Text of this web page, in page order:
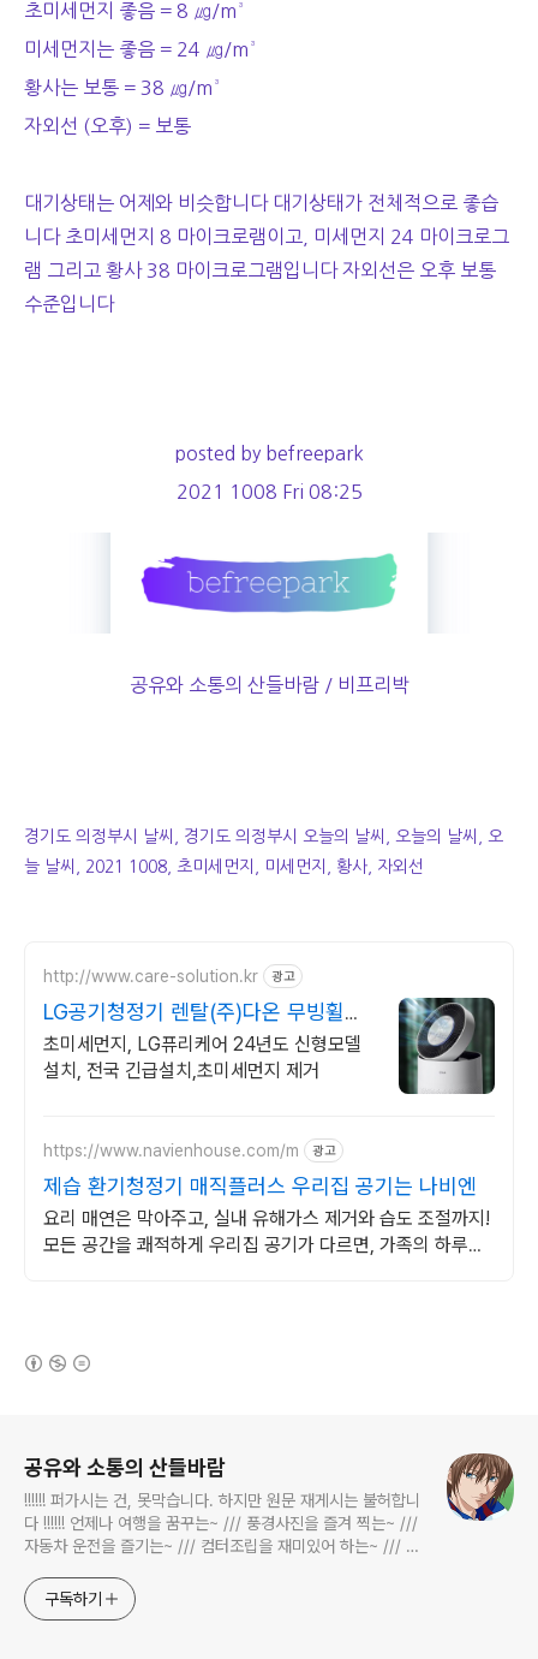
초미세먼지 좋음 = 8 ㎍/m³
미세먼지는 좋음 = 24 ㎍/m³
황사는 보통 = 38 ㎍/m³
자외선 (오후) = 보통
대기상태는 어제와 비슷합니다 대기상태가 전체적으로 좋습
니다 초미세먼지 8 마이크로램이고, 미세먼지 24 마이크로그
램 그리고 황사 38 마이크로그램입니다 자외선은 오후 보통
수준입니다
posted by befreepark
2021 1008 Fri 08:25
공유와 소통의 산들바람 / 비프리박
경기도 의정부시 날씨, 경기도 의정부시 오늘의 날씨, 오늘의 날씨, 오
늘 날씨, 2021 1008, 초미세먼지, 미세먼지, 황사, 자외선
http://www.care-solution.kr 광고
LG공기청정기 렌탈(주)다온 무빙휠증
정+추가할인+긴급설치
초미세먼지, LG퓨리케어 24년도 신형모델
설치, 전국 긴급설치,초미세먼지 제거
https://www.navienhouse.com/m 광고
제습 환기청정기 매직플러스 우리집 공기는 나비엔
요리 매연은 막아주고, 실내 유해가스 제거와 습도 조절까지!
모든 공간을 쾌적하게 우리집 공기가 다르면, 가족의 하루도
공유와 소통의 산들바람
!!!!!! 퍼가시는 건, 못막습니다. 하지만 원문 재게시는 불허합니
다 !!!!!! 언제나 여행을 꿈꾸는~ /// 풍경사진을 즐겨 찍는~ ///
자동차 운전을 즐기는~ /// 컴터조립을 재미있어 하는~ /// 고
식하는 미드가 있는~ /// 사회적 이슈에 발언하는~ 不老巨
구독하기